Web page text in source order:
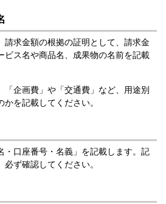
請求金額の根拠の証明として、請求金
ビス名や商品名、成果物の名前を記載
「企画費」や「交通費」など、用途別
を記載してください。
・口座番号・名義」を記載します。記
ず確認してください。